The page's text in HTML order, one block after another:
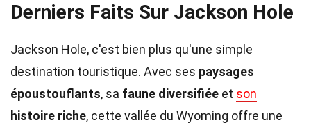
Derniers Faits Sur Jackson Hole
Jackson Hole, c'est bien plus qu'une simple
destination touristique. Avec ses paysages
époustouflants, sa faune diversifiée et son
histoire riche, cette vallée du Wyoming offre une